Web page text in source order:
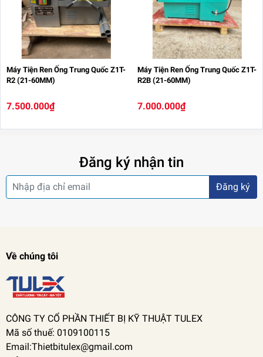
Máy Tiện Ren Ống Trung Quốc Z1T-
R2 (21-60MM)
7.500.000₫
Máy Tiện Ren Ống Trung Quốc Z1T-
R2B (21-60MM)
7.000.000₫
Đăng ký nhận tin
Đăng ký
Về chúng tôi
CÔNG TY CỔ PHẦN THIẾT BỊ KỸ THUẬT TULEX
Mã số thuế: 0109100115
Email:Thietbitulex@gmail.com